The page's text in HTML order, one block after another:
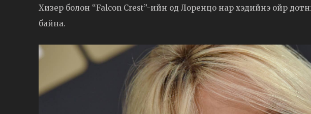
Хизер болон “Falcon Crest”-ийн од Лоренцо нар хэдийнэ ойр
байна.